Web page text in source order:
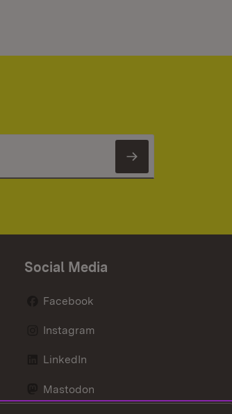
Newsletter
Social Media
Facebook
Instagram
LinkedIn
Mastodon